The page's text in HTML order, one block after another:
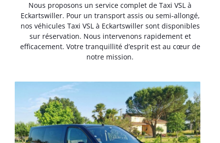
Nous proposons un service complet de Taxi VSL à
Eckartswiller. Pour un transport assis ou semi-allongé,
nos véhicules Taxi VSL à Eckartswiller sont disponibles
sur réservation. Nous intervenons rapidement et
efficacement. Votre tranquillité d’esprit est au cœur de
notre mission.